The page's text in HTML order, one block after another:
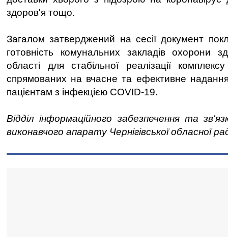
здоров'я тощо.
Загалом затверджений на сесії документ
готовність комунальних закладів охорони
області для стабільної реалізації
спрямованих на вчасне та ефективне
пацієнтам з інфекцією COVID-19.
Відділ інформаційного забезпечення та
виконавчого апарату Чернігівської обласної